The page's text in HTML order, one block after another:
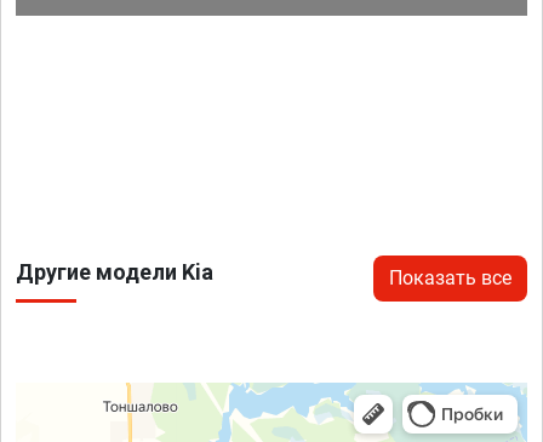
Другие модели Kia Показать все